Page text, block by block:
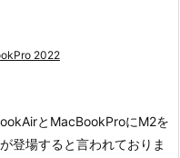
2022
とMacBookProにM2を
登場すると言われておりま